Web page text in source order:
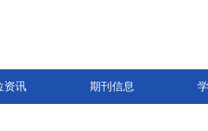
资讯 期刊信息